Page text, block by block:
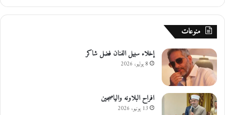
منوعات
إخلاء سبيل الفنان فضل شاكر
8 يوليو، 2026
افراح البلاونه والياصجين
13 يونيو، 2026